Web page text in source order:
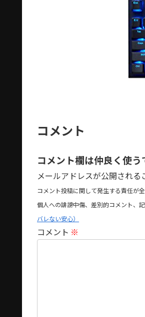
コメント
コメント欄は仲良く使う
メールアドレスが公開される
コメント投稿に関して発生する責任が
個人への誹謗中傷、差別的コメント、
バレない安心）
コメント ※